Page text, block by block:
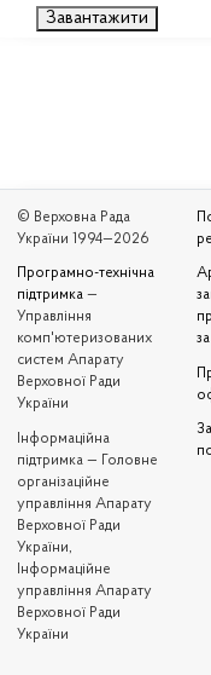
Завантажити
© Верховна Рада
України 1994—2026
Програмно-технічна
підтримка —
Управління
комп'ютеризованих
систем Апарату
Верховної Ради
України
Iнформаційна
підтримка — Головне
організаційне
управління Апарату
Верховної Ради
України,
Інформаційне
управління Апарату
Верховної Ради
України